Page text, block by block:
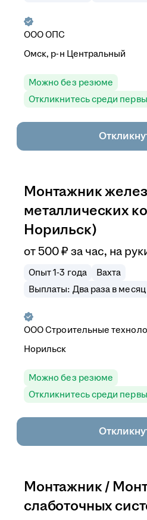
ООООПС
Омск, р-н Центральный
Можно без резюме
Откликнитесь среди
Монтажник
металлических
Норильск)
от500 ₽ за час, на
Опыт 1-3 года
Вахта
Выплаты: Два раза в месяц
ОООСтроительные
Норильск
Можно без резюме
Откликнитесь среди
Монтажник /
слаботочных